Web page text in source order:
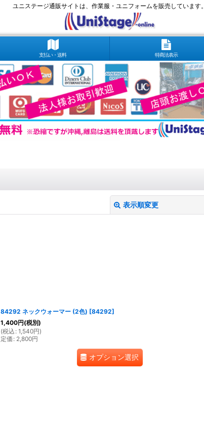
ユニステージ通販サイトは、作業服・ユニフォームを販売しています。
支払い・送料 特商法表示
表示順変更
84292 ネックウォーマー (2色) [84292]
1,400円(税別)
(税込 : 1,540円)
定価 : 2,800円
オプション選択